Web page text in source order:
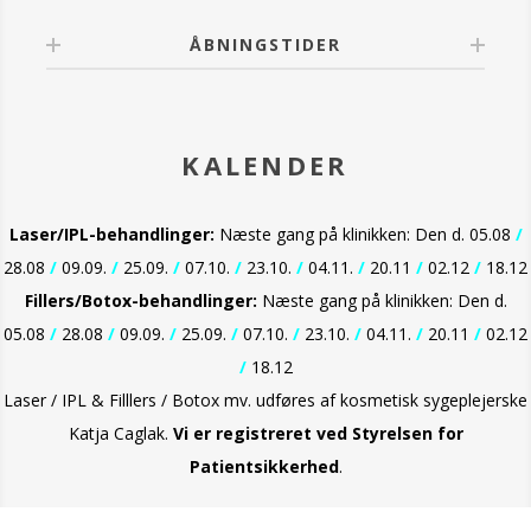
ÅBNINGSTIDER
KALENDER
Laser/IPL-behandlinger: Næste gang på klinikken: Den d. 05.08 /
28.08 / 09.09. / 25.09. / 07.10. / 23.10. / 04.11. / 20.11 / 02.12 / 18.12
Fillers/Botox-behandlinger: Næste gang på klinikken: Den d.
05.08 / 28.08 / 09.09. / 25.09. / 07.10. / 23.10. / 04.11. / 20.11 / 02.12
/18.12
Laser / IPL & Filllers / Botox mv. udføres af kosmetisk sygeplejerske
Katja Caglak. Vi er registreret ved Styrelsen for
Patientsikkerhed.